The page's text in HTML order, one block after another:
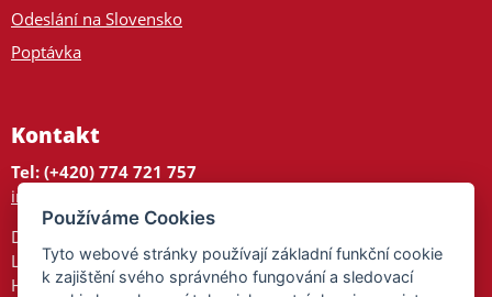
Odeslání na Slovensko
Poptávka
Kontakt
Tel: (+420) 774 721 757
info@tajnedarky.cz
Dárkové centrum
Legionářů 2
Hodonín
Používáme Cookies
Tyto webové stránky používají základní funkční cookie
k zajištění svého správného fungování a sledovací